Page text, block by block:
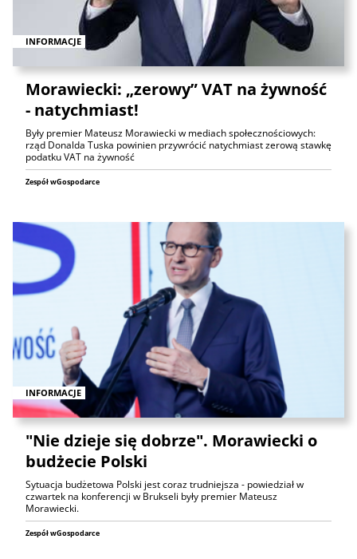
INFORMACJE
Morawiecki: „zerowy” VAT na żywność
- natychmiast!
Były premier Mateusz Morawiecki w mediach społecznościowych:
rząd Donalda Tuska powinien przywrócić natychmiast zerową stawkę
podatku VAT na żywność
Zespół wGospodarce
INFORMACJE
"Nie dzieje się dobrze". Morawiecki o
budżecie Polski
Sytuacja budżetowa Polski jest coraz trudniejsza - powiedział w
czwartek na konferencji w Brukseli były premier Mateusz
Morawiecki.
Zespół wGospodarce